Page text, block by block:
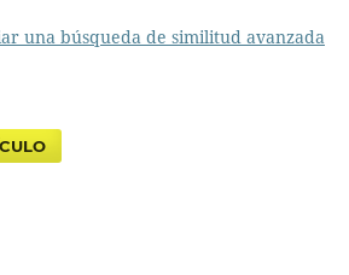
una búsqueda de similitud avanzada